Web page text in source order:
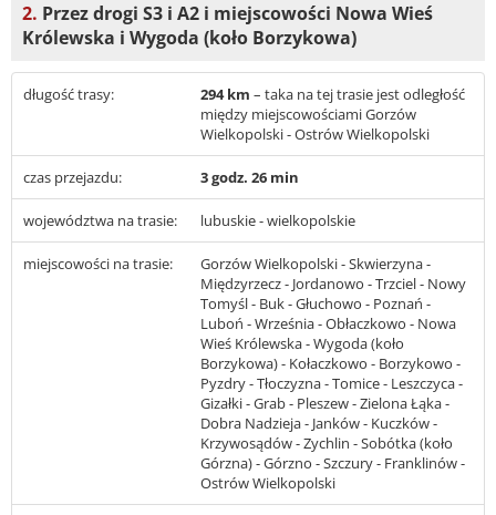
2. Przez drogi S3 i A2 i miejscowości Nowa Wieś
Królewska i Wygoda (koło Borzykowa)
długość trasy: 294 km – taka na tej trasie jest odległość
między miejscowościami Gorzów
Wielkopolski - Ostrów Wielkopolski
czas przejazdu: 3 godz. 26 min
województwa na trasie: lubuskie - wielkopolskie
miejscowości na trasie:
Gorzów Wielkopolski - Skwierzyna -
Międzyrzecz - Jordanowo - Trzciel - Nowy
Tomyśl - Buk - Głuchowo - Poznań -
Luboń - Września - Obłaczkowo - Nowa
Wieś Królewska - Wygoda (koło
Borzykowa) - Kołaczkowo - Borzykowo -
Pyzdry - Tłoczyzna - Tomice - Leszczyca -
Gizałki - Grab - Pleszew - Zielona Łąka -
Dobra Nadzieja - Janków - Kuczków -
Krzywosądów - Zychlin - Sobótka (koło
Górzna) - Górzno - Szczury - Franklinów -
Ostrów Wielkopolski